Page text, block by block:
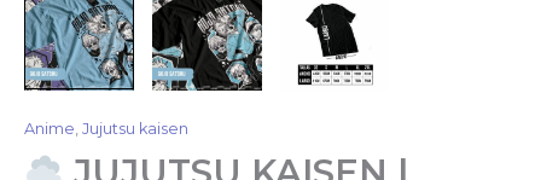
Anime Jujutsu kaisen